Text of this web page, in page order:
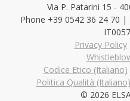
Via P. Patarini 15 -
Phone +39 0542 36 24 70 |
Privacy Policy
Codice Etico (Italiano)
Politica Qualità (Italiano)
© 2026